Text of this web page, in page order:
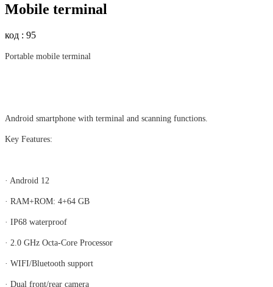
Mobile terminal
код : 95
Portable mobile terminal
Android smartphone with terminal and scanning functions.​​​​
Key Features:
· Android 12
· RAM+ROM: 4+64 GB
· IP68 waterproof
· 2.0 GHz Octa-Core Processor
· WIFI/Bluetooth support
· Dual front/rear camera